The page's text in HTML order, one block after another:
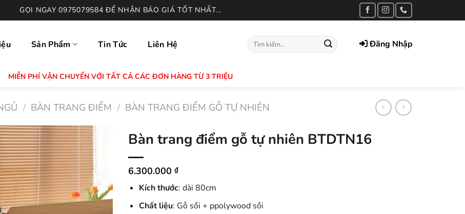
GỌI NGAY 0975079584 ĐỂ NHẬN BÁO GIÁ TỐT NHẤT...
Sản Phẩm Tin Tức Liên Hệ
Tìm
kiếm:
Đăng Nhập
MIỄN PHÍ VẬN CHUYỂN VỚI TẤT CẢ CÁC ĐƠN HÀNG TỪ 3 TRIỆU
/ BÀN TRANG ĐIỂM / BÀN TRANG ĐIỂM GỖ TỰ NHIÊN
Bàn trang điểm gỗ tự nhiên BTDTN16
6.300.000 ₫
Kích thước: dài 80cm
Chất liệu: Gỗ sồi + ppolywood sồi